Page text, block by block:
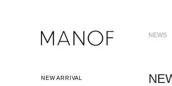
NEW ARRIVAL
NEWS